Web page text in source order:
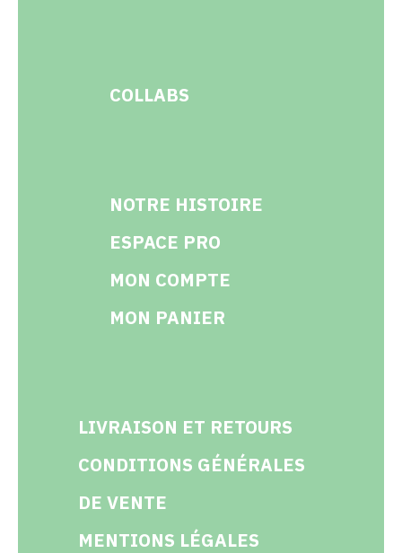
COLLABS
NOTRE HISTOIRE
ESPACE PRO
MON COMPTE
MON PANIER
LIVRAISON ET RETOURS
CONDITIONS GÉNÉRALES
DE VENTE
MENTIONS LÉGALES